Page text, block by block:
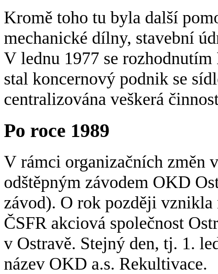
Kromě toho tu byla další
mechanické dílny, stavební
V lednu 1977 se
stal koncernový podnik se
centralizována veškerá
Po roce 1989
V rámci organizačních změn
odštěpným závodem OKD
závod). O rok později
ČSFR akciová společnost
v Ostravě. Stejný den, tj. 1.
název OKD a.s. Rekultivace.